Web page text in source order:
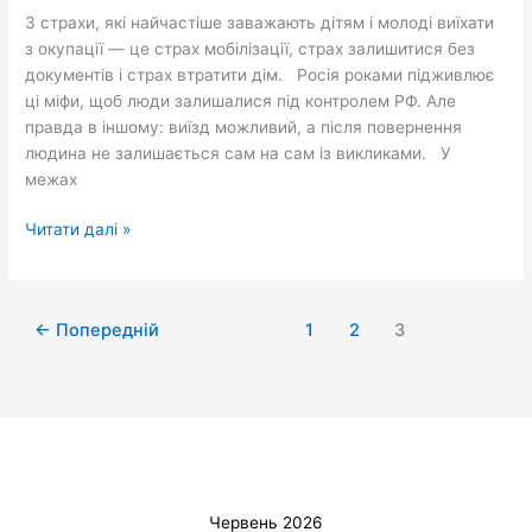
3 страхи, які найчастіше заважають дітям і молоді виїхати
з окупації — це страх мобілізації, страх залишитися без
документів і страх втратити дім. Росія роками підживлює
ці міфи, щоб люди залишалися під контролем РФ. Але
правда в іншому: виїзд можливий, а після повернення
людина не залишається сам на сам із викликами. У
межах
територій
України
до
закладів
вищої
освіти
Читати далі »
← Попередній 1 2 3
Червень 2026